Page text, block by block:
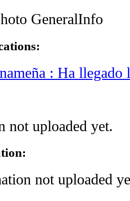
GeneralInfo
: Ha
not uploaded yet.
not uploaded